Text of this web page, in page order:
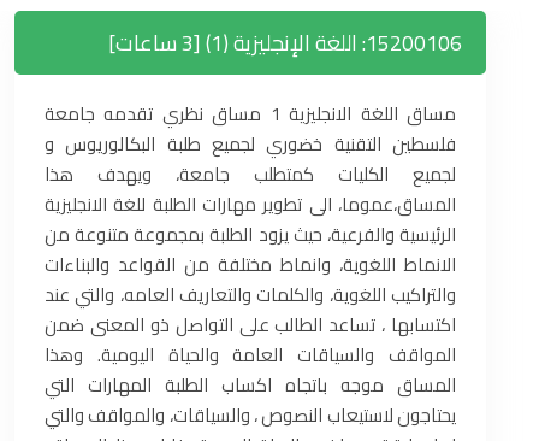
15200106: اللغة الإنجليزية (1) [3 ساعات]
مساق اللغة الانجليزية 1 مساق نظري تقدمه جامعة
فلسطين التقنية خضوري لجميع طلبة البكالوريوس و
لجميع الكليات كمتطلب جامعة، ويهدف هذا
المساق،عموما، الى تطوير مهارات الطلبة للغة الانجليزية
الرئيسية والفرعية، حيث يزود الطلبة بمجموعة متنوعة من
الانماط اللغوية، وانماط مختلفة من القواعد والبناءات
والتراكيب اللغوية، والكلمات والتعاريف العامه، والتي عند
اكتسابها ، تساعد الطالب على التواصل ذو المعنى ضمن
المواقف والسياقات العامة والحياة اليومية. وهذا
المساق موجه باتجاه اكساب الطلبة المهارات التي
يحتاجون لاستيعاب النصوص ، والسياقات، والمواقف والتي